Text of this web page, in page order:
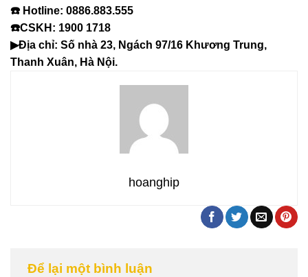
☎️ Hotline: 0886.883.555
☎️CSKH: 1900 1718
▶Địa chỉ: Số nhà 23, Ngách 97/16 Khương Trung,
Thanh Xuân, Hà Nội.
hoanghip
Để lại một bình luận